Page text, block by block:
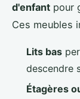
d'enfant pour
Ces meubles
Lits bas
descendre
Étagères